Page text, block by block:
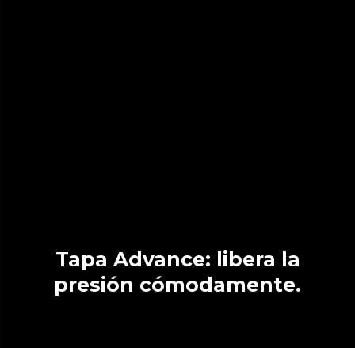
Tapa Advance: libera la
presión cómodamente.